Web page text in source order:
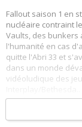
Fallout saison 1 en
nucléaire contraint
Vaults, des
l'humanité en cas
quitte l'Abri 33 et
dans un monde
vidéoludique des
cpasbien